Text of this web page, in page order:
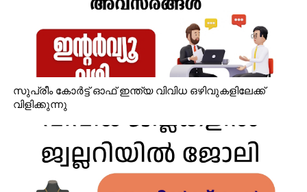
സുപ്രീം കോർട്ട് ഓഫ് ഇന്ത്യ വിവിധ ഒഴിവുകളിലേക്ക്
വിളിക്കുന്നു